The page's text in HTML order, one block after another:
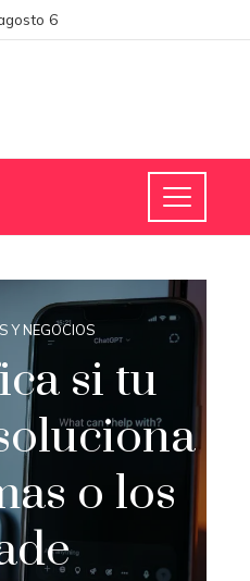
6
Y NEGOCIOS
si tu
o los